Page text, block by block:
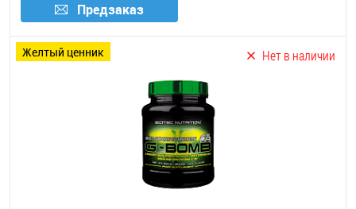
Предзаказ
желтый ценник Нет в наличии